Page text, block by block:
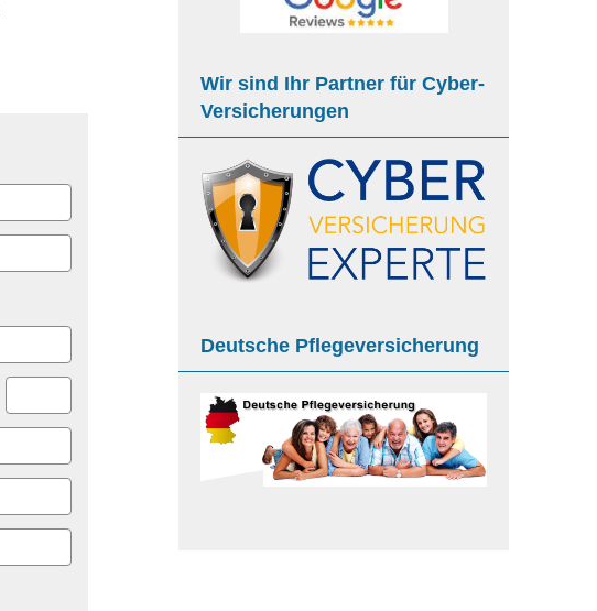
Wir sind Ihr Partner für Cyber-
Versicherungen
Deutsche Pflege­ver­si­che­rung